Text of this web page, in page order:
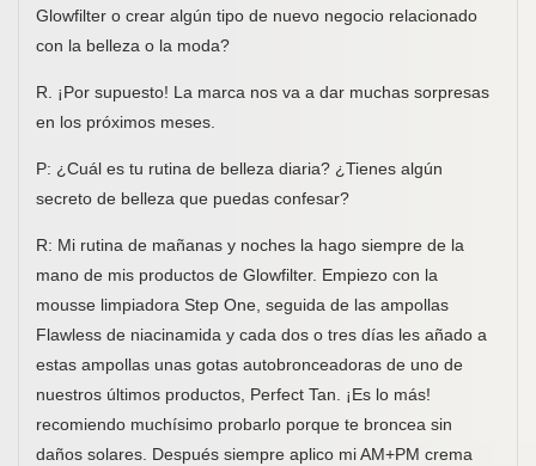
Glowfilter o crear algún tipo de nuevo negocio relacionado
con la belleza o la moda?
R. ¡Por supuesto! La marca nos va a dar muchas sorpresas
en los próximos meses.
P: ¿Cuál es tu rutina de belleza diaria? ¿Tienes algún
secreto de belleza que puedas confesar?
R: Mi rutina de mañanas y noches la hago siempre de la
mano de mis productos de Glowfilter. Empiezo con la
mousse limpiadora Step One, seguida de las ampollas
Flawless de niacinamida y cada dos o tres días les añado a
estas ampollas unas gotas autobronceadoras de uno de
nuestros últimos productos, Perfect Tan. ¡Es lo más!
recomiendo muchísimo probarlo porque te broncea sin
daños solares. Después siempre aplico mi AM+PM crema